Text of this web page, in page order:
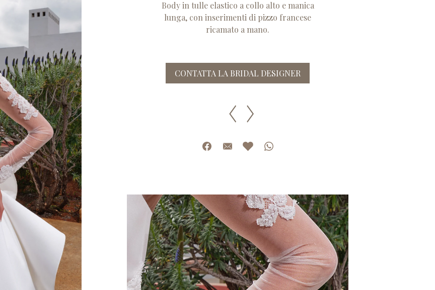
Body in tulle elastico a collo alto e manica
lunga, con inserimenti di pizzo francese
ricamato a mano.
CONTATTA LA BRIDAL DESIGNER